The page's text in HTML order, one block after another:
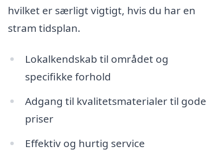
hvilket er særligt vigtigt, hvis du har en
stram tidsplan.
Lokalkendskab til området og
specifikke forhold
Adgang til kvalitetsmaterialer til gode
priser
Effektiv og hurtig service